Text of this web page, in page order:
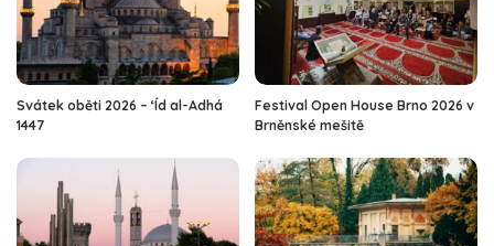
Svátek oběti 2026 – ‘Íd al-Adhá
1447
Festival Open House Brno 2026 v
Brněnské mešitě